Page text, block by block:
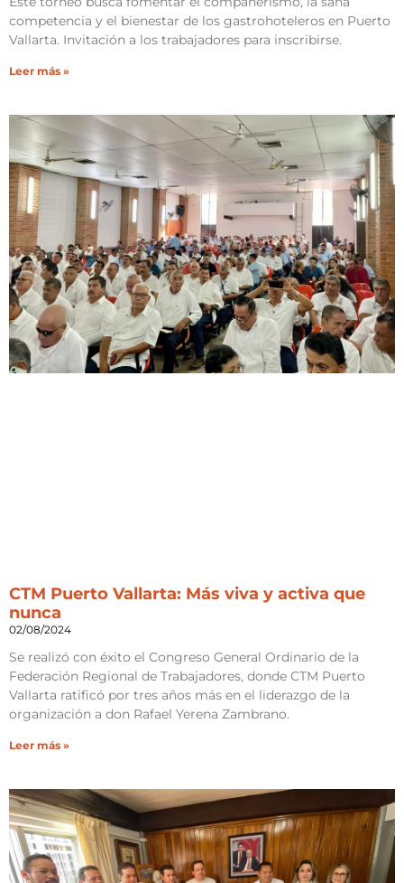
competencia y el bienestar de los gastrohoteleros en Puerto
Vallarta. Invitación a los trabajadores para inscribirse.
Leer más »
CTM Puerto Vallarta: Más viva y activa que
nunca
02/08/2024
Se realizó con éxito el Congreso General Ordinario de la
Federación Regional de Trabajadores, donde CTM Puerto
Vallarta ratificó por tres años más en el liderazgo de la
organización a don Rafael Yerena Zambrano.
Leer más »